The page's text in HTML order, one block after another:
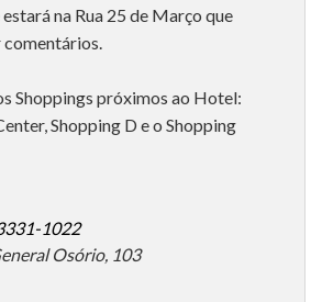
na Rua 25 de Março que
comentários.
Shoppings próximos ao Hotel:
Shopping D e o Shopping
1022
Osório, 103